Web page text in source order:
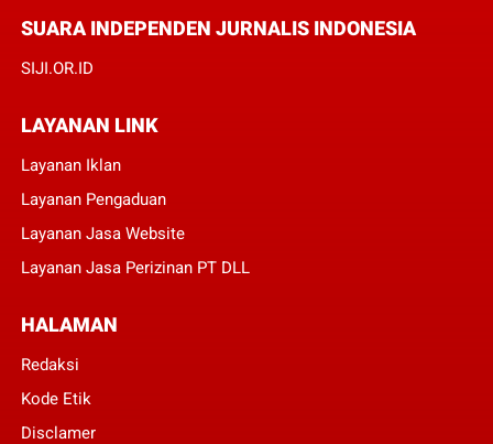
SUARA INDEPENDEN JURNALIS INDONESIA
SIJI.OR.ID
LAYANAN LINK
Layanan Iklan
Layanan Pengaduan
Layanan Jasa Website
Layanan Jasa Perizinan PT DLL
HALAMAN
Redaksi
Kode Etik
Disclamer